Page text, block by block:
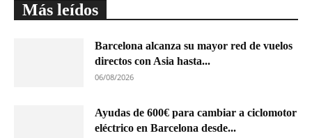
Más leídos
Barcelona alcanza su mayor red de vuelos
directos con Asia hasta...
06/08/2026
Ayudas de 600€ para cambiar a ciclomotor
eléctrico en Barcelona desde...